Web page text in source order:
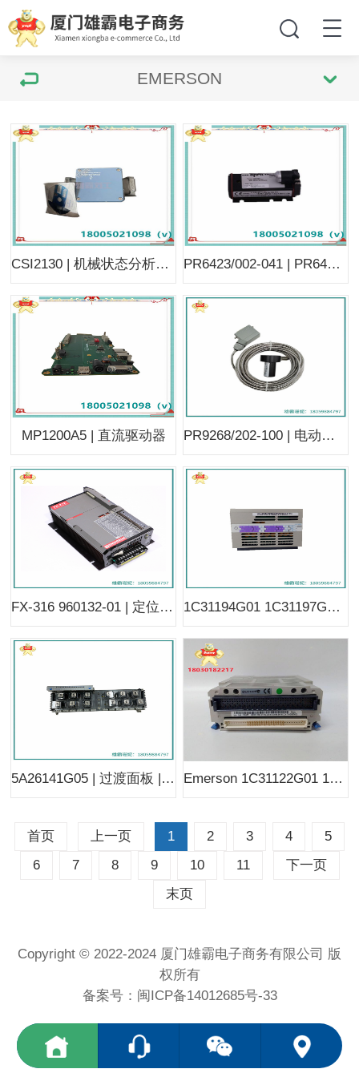
EMERSON
CSI2130 | 机械状态分析仪 | 实时观察设备的健康状态 PR6423/002-041 | PR6423/008-110+CON041 | 电流传感器
MP1200A5 | 直流驱动器 PR9268/202-100 | 电动传感器 | KJ2201X1-JA1 | KJ4110X1-BA1
FX-316 960132-01 | 定位伺服驱动器 | VE3007 KJ2005X1-BA1 12P4375X012 1C31194G01 1C31197G01 | 阀定位器电子模块 |1C31189G01 | 1C31169G02
5A26141G05 | 过渡面板 |1C31169G02 | 1C31122G01 Emerson 1C31122G01 1C31233G04 1C31238H01 | 模拟输入模块 |1C31169G02
首页 上一页 1 2 3 4
5
6
7 8 9 10 11
下一页
末页
Copyright © 2022-2024 厦门雄霸电子商务有限公司 版
权所有
备案号： 闽ICP备14012685号-33